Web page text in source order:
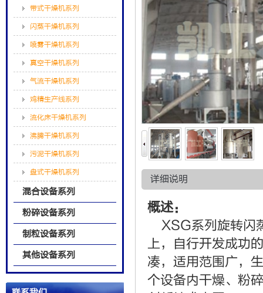
带式干燥机系列
闪蒸干燥机系列
喷雾干燥机系列
真空干燥机系列
气流干燥机系列
鸡精生产线系列
流化床干燥机系列
沸腾干燥机系列
污泥干燥机系列
盘式干燥机系列
混合设备系列
粉碎设备系列
制粒设备系列
其他设备系列
详细说明
概述：
XSG系列旋转闪
上，自行开发成功
凑，适用范围广，
个设备内干燥、粉